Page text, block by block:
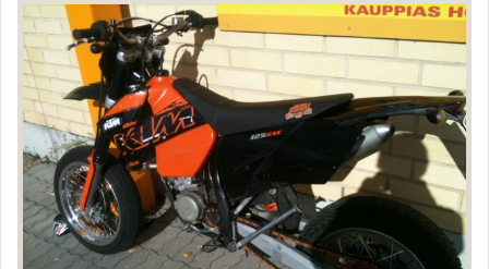
Palaute
Kevytversio